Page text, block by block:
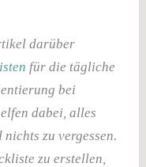
darüber
für die tägliche
bei
dabei, alles
zu vergessen.
zu erstellen,